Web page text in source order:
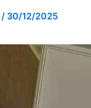
/ 30/12/2025